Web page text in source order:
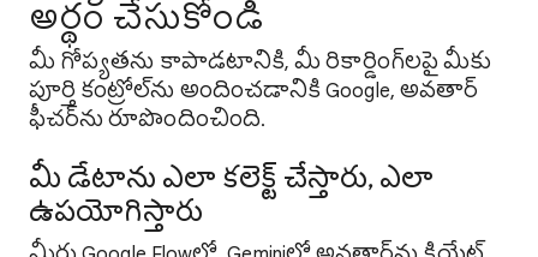
అర్థం చేసుకోండి
మీ గోప్యతను కాపాడటానికి, మీ రికార్డింగ్‌లపై మీకు
పూర్తి కంట్రోల్‌ను అందించడానికి Google, అవతార్
ఫీచర్‌ను రూపొందించింది.
మీ డేటాను ఎలా కలెక్ట్ చేస్తారు, ఎలా
ఉపయోగిస్తారు